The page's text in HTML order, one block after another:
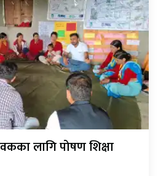
लागि पोषण शिक्षा